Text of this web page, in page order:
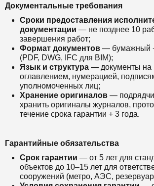
Документальные требования
Сроки предоставления
документации — не позднее 10
завершения работ;
Формат документов — бумажный
(PDF, DWG, IFC для BIM);
Язык и структура — документы на
оглавлением, нумерацией,
уполномоченных лиц;
Хранение оригиналов —
хранить оригиналы журналов,
течение срока гарантии + 3 года.
Гарантийные обязательства
Срок гарантии — от 5 лет для
объектов до 10–15 лет для
сооружений (метро, АЭС,